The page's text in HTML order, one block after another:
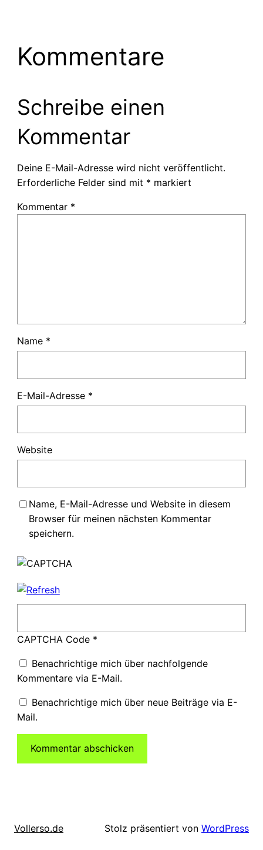
Kommentare
Schreibe einen
Kommentar
Deine E-Mail-Adresse wird nicht veröffentlicht.
Erforderliche Felder sind mit * markiert
Kommentar *
Name *
E-Mail-Adresse *
Website
Name, E-Mail-Adresse und Website in diesem
Browser für meinen nächsten Kommentar
speichern.
CAPTCHA Code*
Benachrichtige mich über nachfolgende
Kommentare via E-Mail.
Benachrichtige mich über neue Beiträge via E-
Mail.
Vollerso.de Stolz präsentiert von WordPress